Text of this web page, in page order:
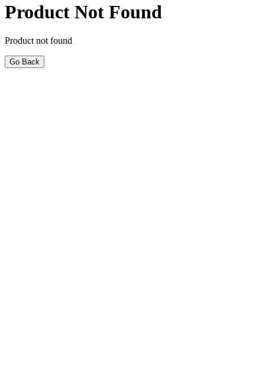
Product Not Found
Product not found
Go Back